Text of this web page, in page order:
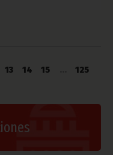
13 14 15
125